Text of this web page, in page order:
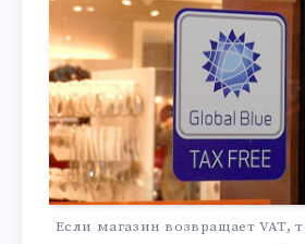
Если магазин возвращает VAT,